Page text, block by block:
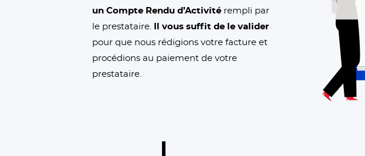
un Compte Rendu d’Activité rempli par
le prestataire.
Il vous suffit de le valider
pour que nous rédigions votre facture et
procédions au paiement de votre
prestataire.